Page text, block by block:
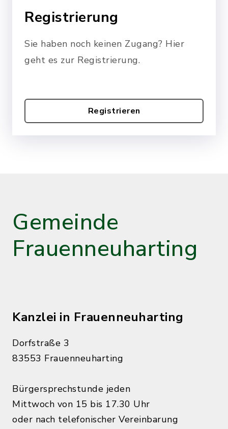
Registrierung
Sie haben noch keinen Zugang? Hier
geht es zur Registrierung.
Registrieren
Gemeinde
Frauenneuharting
Kanzlei in Frauenneuharting
Dorfstraße 3
83553 Frauenneuharting
Bürgersprechstunde jeden
Mittwoch von 15 bis 17.30 Uhr
oder nach telefonischer Vereinbarung